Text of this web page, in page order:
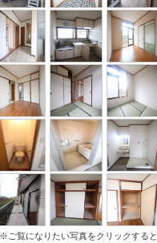
※ご覧になりたい写真をクリックすると